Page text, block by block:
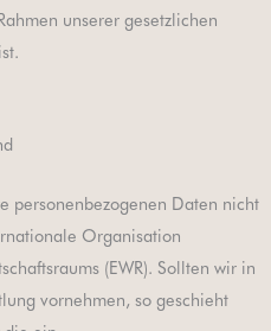
unserer gesetzlichen
personenbezogenen Daten nicht
Organisation
(EWR). Sollten wir in
vornehmen, so geschieht